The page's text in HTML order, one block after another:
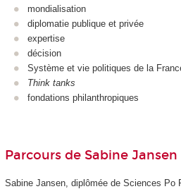
mondialisation
diplomatie publique et privée
expertise
décision
Système et vie politiques de la
Think tanks
fondations philanthropiques
Parcours de Sabine Jansen
Sabine Jansen, diplômée de Sciences Po